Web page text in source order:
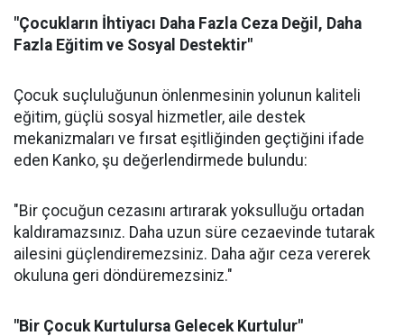
"Çocukların İhtiyacı Daha Fazla Ceza Değil, Daha
Fazla Eğitim ve Sosyal Destektir"
Çocuk suçluluğunun önlenmesinin yolunun kaliteli
eğitim, güçlü sosyal hizmetler, aile destek
mekanizmaları ve fırsat eşitliğinden geçtiğini ifade
eden Kanko, şu değerlendirmede bulundu:
"Bir çocuğun cezasını artırarak yoksulluğu ortadan
kaldıramazsınız. Daha uzun süre cezaevinde tutarak
ailesini güçlendiremezsiniz. Daha ağır ceza vererek
okuluna geri döndüremezsiniz."
"Bir Çocuk Kurtulursa Gelecek Kurtulur"